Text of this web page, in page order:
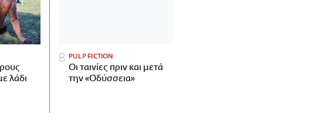
λάδι
PULP FICTION
Οι ταινίες πριν και μετά
την «Οδύσσεια»